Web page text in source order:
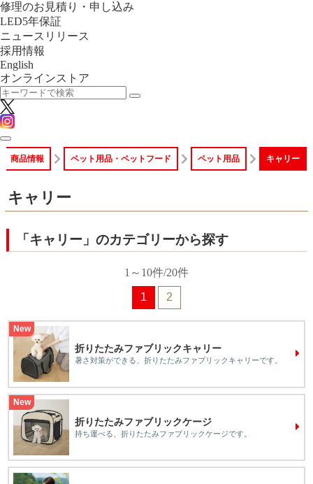
修理のお見積り・申し込み
LED5年保証
ニュースリリース
採用情報
English
オンラインストア
商品情報 ペット用品・ペットフード ペット用品 キャリー
キャリー
「キャリー」のカテゴリーから探す
1～10件/20件
1 2
New
折りたたみファブリックキャリー
暑さ対策ができる、折りたたみファブリックキャリーです。
New
折りたたみファブリックケージ
持ち運べる、折りたたみファブリックケージです。